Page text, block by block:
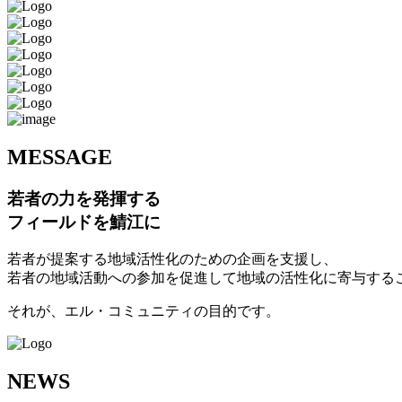
MESSAGE
若者の力を発揮する
フィールドを鯖江に
若者が提案する地域活性化のための企画を支援し、
若者の地域活動への参加を促進して地域の活性化に寄与する
それが、エル・コミュニティの目的です。
NEWS